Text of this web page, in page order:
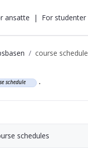
ansatte | For studenter
course schedule
schedule .
schedules